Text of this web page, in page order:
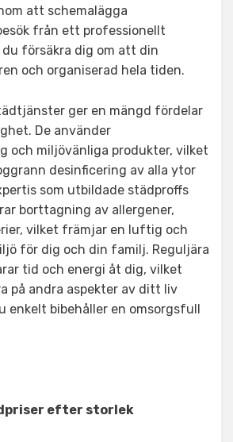
att schemalägga
från ett professionellt
försäkra dig om att din
och organiserad hela tiden.
ger en mängd fördelar
De använder
och miljövänliga produkter, vilket
desinficering av alla ytor
som utbildade städproffs
borttagning av allergener,
vilket främjar en luftig och
för dig och din familj. Reguljära
tid och energi åt dig, vilket
på andra aspekter av ditt liv
enkelt bibehåller en omsorgsfull
efter storlek